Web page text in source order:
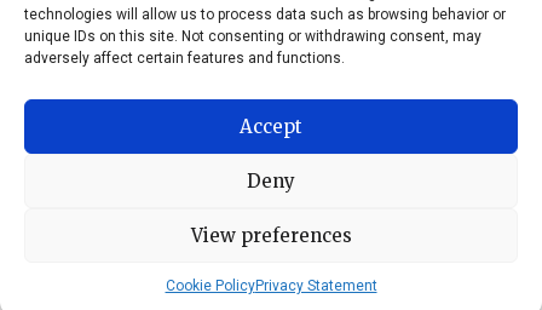
technologies will allow us to process data such as browsing behavior or
unique IDs on this site. Not consenting or withdrawing consent, may
adversely affect certain features and functions.
Accept
Deny
View preferences
Cookie PolicyPrivacy Statement
iOS
Android